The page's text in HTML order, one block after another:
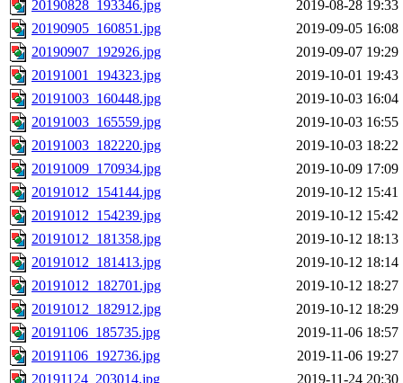
20190828_193346.jpg
2019-08-28 19:33
20190905_160851.jpg
2019-09-05 16:08
20190907_192926.jpg
2019-09-07 19:29
20191001_194323.jpg
2019-10-01 19:43
20191003_160448.jpg
2019-10-03 16:04
20191003_165559.jpg
2019-10-03 16:55
20191003_182220.jpg
2019-10-03 18:22
20191009_170934.jpg
2019-10-09 17:09
20191012_154144.jpg
2019-10-12 15:41
20191012_154239.jpg
2019-10-12 15:42
20191012_181358.jpg
2019-10-12 18:13
20191012_181413.jpg
2019-10-12 18:14
20191012_182701.jpg
2019-10-12 18:27
20191012_182912.jpg
2019-10-12 18:29
20191106_185735.jpg
2019-11-06 18:57
20191106_192736.jpg
2019-11-06 19:27
20191124_203014.jpg
2019-11-24 20:30